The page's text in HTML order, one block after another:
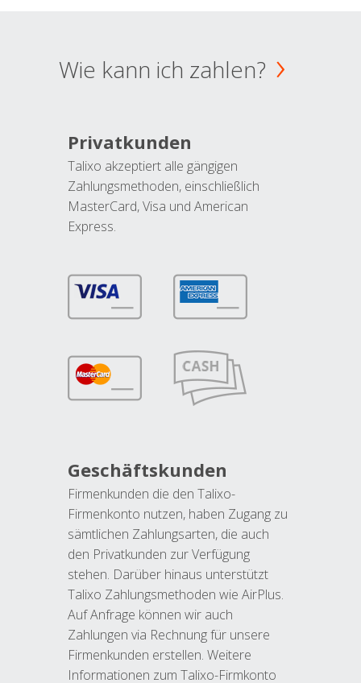
Wie kann ich zahlen?
Privatkunden
Talixo akzeptiert alle gängigen
Zahlungsmethoden, einschließlich
MasterCard, Visa und American
Express.
Geschäftskunden
Firmenkunden die den Talixo-
Firmenkonto nutzen, haben Zugang zu
sämtlichen Zahlungsarten, die auch
den Privatkunden zur Verfügung
stehen. Darüber hinaus unterstützt
Talixo Zahlungsmethoden wie AirPlus.
Auf Anfrage können wir auch
Zahlungen via Rechnung für unsere
Firmenkunden erstellen. Weitere
Informationen zum Talixo-Firmkonto